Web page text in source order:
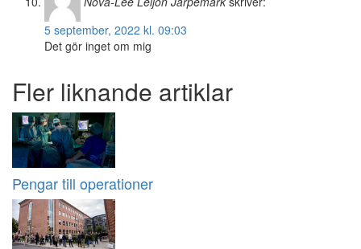
5 september, 2022 kl. 09:03
Det gör inget om mig
Fler liknande artiklar
Pengar till operationer